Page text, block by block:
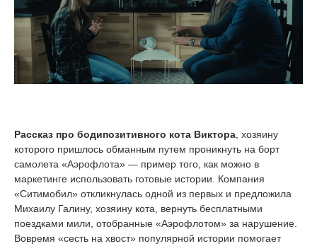
Рассказ про бодипозитивного кота Виктора , хозяину
которого пришлось обманным путем проникнуть на борт
самолета «Аэрофлота» — пример того, как можно в
маркетинге использовать готовые истории. Компания
«Ситимобил» откликнулась одной из первых и предложила
Михаилу Галину, хозяину кота, вернуть бесплатными
поездками мили, отобранные «Аэрофлотом» за нарушение.
Вовремя «сесть на хвост» популярной истории помогает